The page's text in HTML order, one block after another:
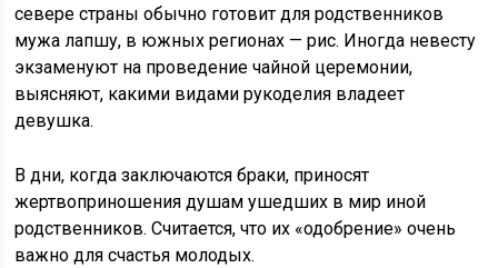
севере страны обычно готовит для родственников
мужа лапшу, в южных регионах — рис. Иногда невесту
экзаменуют на проведение чайной церемонии,
выясняют, какими видами рукоделия владеет
девушка.
В дни, когда заключаются браки, приносят
жертвоприношения душам ушедших в мир иной
родственников. Считается, что их «одобрение» очень
важно для счастья молодых.